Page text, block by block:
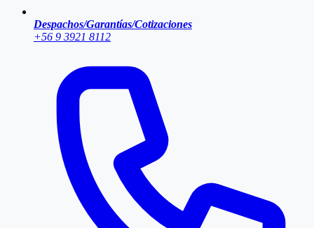
Despachos/Garantías/Cotizaciones
+56 9 3921 8112